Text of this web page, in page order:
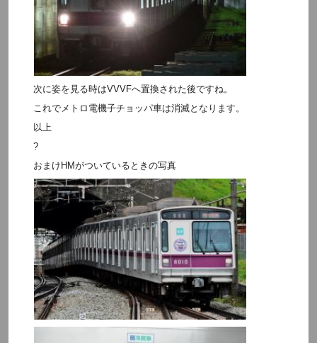
次に姿を見る時はVVVFへ置換された後ですね。
これでメトロ電機子チョッパ車は消滅となります。
以上
?
おまけHMがついているときの写真